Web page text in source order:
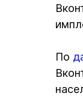
По